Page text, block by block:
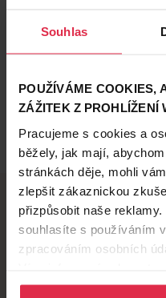
Souhlas
POUŽÍVÁME COOKIES,
ZÁŽITEK Z PROHLÍŽENÍ
Pracujeme s cookies a
běžely, jak mají,
stránkách děje, mohli
zlepšit zákaznickou
přizpůsobit naše
souhlasíte s používáním
zpracováním osobních
osobních údajů.
Doručení zdarma
při nákupu nad 1 200 Kč